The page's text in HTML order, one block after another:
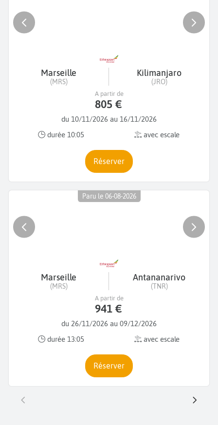
Marseille
(MRS)
Kilimanjaro
(JRO)
du 10/11/2026 au 16/11/2026
durée 10:05
avec escale
A partir de
805 €
Réserver
Paru le 06-08-2026
Marseille
(MRS)
Antananarivo
(TNR)
du 26/11/2026 au 09/12/2026
durée 13:05
avec escale
A partir de
941 €
Réserver